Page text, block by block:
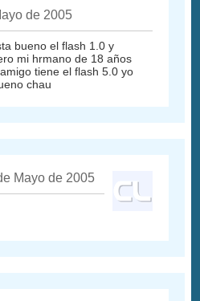
de 2005
bueno el flash 1.0 y
mi hrmano de 18 años
tiene el flash 5.0 yo
chau
Mayo de 2005